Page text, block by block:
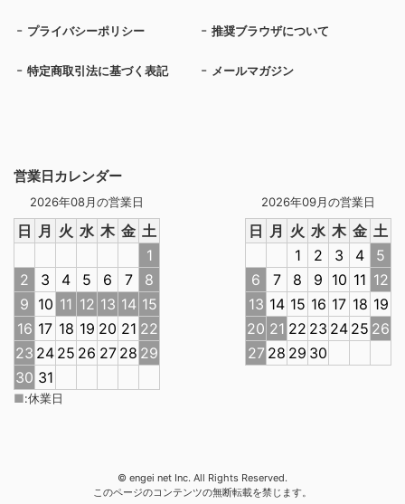
営業日カレンダー
2026年08月の営業日
日 月 火 水 木 金 土
1
2
3 4 5 6 7
8
9 10 11 12 13 14 15
16 17 18 19 20 21 22
23 24 25 26 27 28 29
30 31
2026年09月の営業日
日 月 火 水 木 金 土
1
2 3 4
5
6
7 8 9 10 11 12
13 14 15 16 17 18 19
20 21 22 23 24 25 26
27 28 29 30
■:休業日
プライバシーポリシー 推奨ブラウザについて
特定商取引法に基づく表記 メールマガジン
© engei net Inc. All Rights Reserved.
このページのコンテンツの無断転載を禁じます。